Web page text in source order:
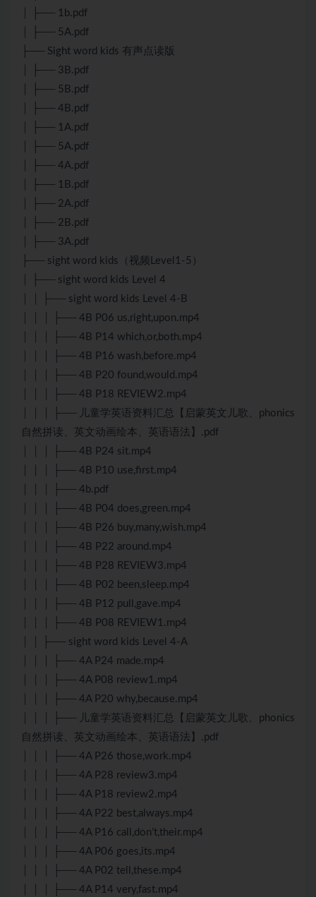
│ ├── 1b.pdf
│ ├── 5A.pdf
├── Sight word kids 有声点读版
│ ├── 3B.pdf
│ ├── 5B.pdf
│ ├── 4B.pdf
│ ├── 1A.pdf
│ ├── 5A.pdf
│ ├── 4A.pdf
│ ├── 1B.pdf
│ ├── 2A.pdf
│ ├── 2B.pdf
│ ├── 3A.pdf
├── sight word kids（视频Level1-5）
│ ├── sight word kids Level 4
│ │ ├── sight word kids Level 4-B
│ │ │ ├── 4B P06 us,right,upon.mp4
│ │ │ ├── 4B P14 which,or,both.mp4
│ │ │ ├── 4B P16 wash,before.mp4
│ │ │ ├── 4B P20 found,would.mp4
│ │ │ ├── 4B P18 REVIEW2.mp4
│ │ │ ├── 儿童学英语资料汇总【启蒙英文儿歌、phonics
自然拼读、英文动画绘本、英语语法】.pdf
│ │ │ ├── 4B P24 sit.mp4
│ │ │ ├── 4B P10 use,first.mp4
│ │ │ ├── 4b.pdf
│ │ │ ├── 4B P04 does,green.mp4
│ │ │ ├── 4B P26 buy,many,wish.mp4
│ │ │ ├── 4B P22 around.mp4
│ │ │ ├── 4B P28 REVIEW3.mp4
│ │ │ ├── 4B P02 been,sleep.mp4
│ │ │ ├── 4B P12 pull,gave.mp4
│ │ │ ├── 4B P08 REVIEW1.mp4
│ │ ├── sight word kids Level 4-A
│ │ │ ├── 4A P24 made.mp4
│ │ │ ├── 4A P08 review1.mp4
│ │ │ ├── 4A P20 why,because.mp4
│ │ │ ├── 儿童学英语资料汇总【启蒙英文儿歌、phonics
自然拼读、英文动画绘本、英语语法】.pdf
│ │ │ ├── 4A P26 those,work.mp4
│ │ │ ├── 4A P28 review3.mp4
│ │ │ ├── 4A P18 review2.mp4
│ │ │ ├── 4A P22 best,always.mp4
│ │ │ ├── 4A P16 call,don’t,their.mp4
│ │ │ ├── 4A P06 goes,its.mp4
│ │ │ ├── 4A P02 tell,these.mp4
│ │ │ ├── 4A P14 very,fast.mp4